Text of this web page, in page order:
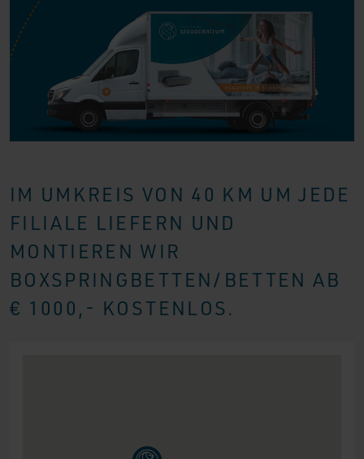
IM UMKREIS VON 40 KM UM JEDE
FILIALE LIEFERN UND
MONTIEREN WIR
BOXSPRINGBETTEN/BETTEN AB
€ 1000,- KOSTENLOS.